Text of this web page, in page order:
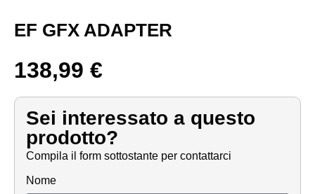
EF GFX ADAPTER
138,99 €
Sei interessato a questo
prodotto?
Compila il form sottostante per contattarci
Nome